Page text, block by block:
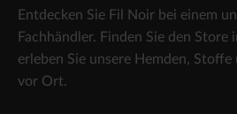
Entdecken Sie Fil Noir bei einem
Fachhändler. Finden Sie den Store
erleben Sie unsere Hemden,
vor Ort.